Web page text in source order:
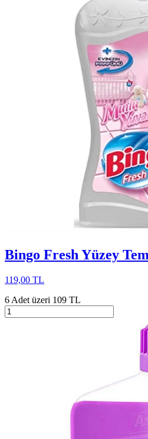
Bingo Fresh Yüzey
119,00 TL
6 Adet üzeri 109 TL